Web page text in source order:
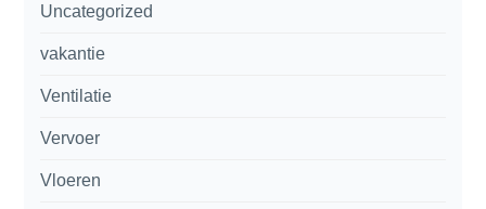
Uncategorized
vakantie
Ventilatie
Vervoer
Vloeren